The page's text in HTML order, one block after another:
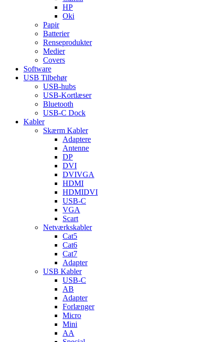
HP
Oki
Papir
Batterier
Renseprodukter
Medier
Covers
Software
USB Tilbehør
USB-hubs
USB-Kortlæser
Bluetooth
USB-C Dock
Kabler
Skærm Kabler
Adaptere
Antenne
DP
DVI
DVIVGA
HDMI
HDMIDVI
USB-C
VGA
Scart
Netværkskabler
Cat5
Cat6
Cat7
Adapter
USB Kabler
USB-C
AB
Adapter
Forlænger
Micro
Mini
AA